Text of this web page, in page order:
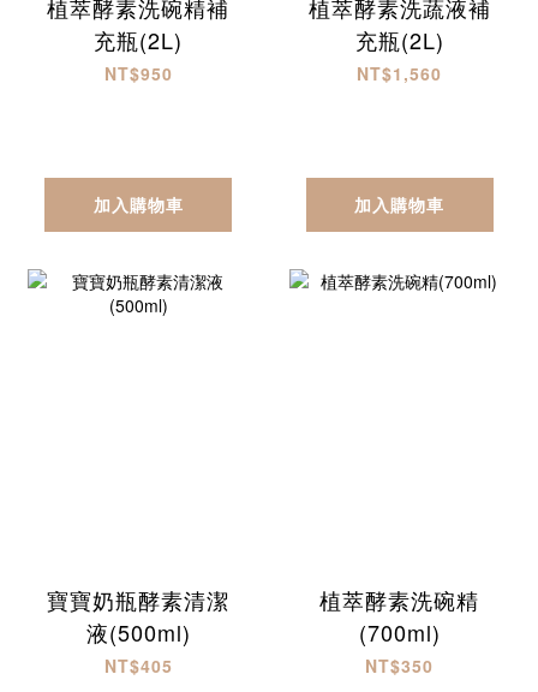
植萃酵素洗碗精補
充瓶(2L)
NT$950
加入購物車
植萃酵素洗蔬液補
充瓶(2L)
NT$1,560
加入購物車
寶寶奶瓶酵素清潔
液(500ml)
NT$405
植萃酵素洗碗精
(700ml)
NT$350